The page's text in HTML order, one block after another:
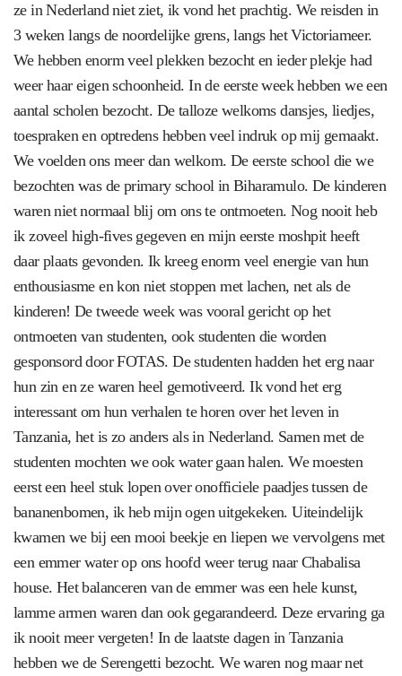
ze in Nederland niet ziet, ik vond het prachtig. We reisden in
3 weken langs de noordelijke grens, langs het Victoriameer.
We hebben enorm veel plekken bezocht en ieder plekje had
weer haar eigen schoonheid. In de eerste week hebben we een
aantal scholen bezocht. De talloze welkoms dansjes, liedjes,
toespraken en optredens hebben veel indruk op mij gemaakt.
We voelden ons meer dan welkom. De eerste school die we
bezochten was de primary school in Biharamulo. De kinderen
waren niet normaal blij om ons te ontmoeten. Nog nooit heb
ik zoveel high-fives gegeven en mijn eerste moshpit heeft
daar plaats gevonden. Ik kreeg enorm veel energie van hun
enthousiasme en kon niet stoppen met lachen, net als de
kinderen! De tweede week was vooral gericht op het
ontmoeten van studenten, ook studenten die worden
gesponsord door FOTAS. De studenten hadden het erg naar
hun zin en ze waren heel gemotiveerd. Ik vond het erg
interessant om hun verhalen te horen over het leven in
Tanzania, het is zo anders als in Nederland. Samen met de
studenten mochten we ook water gaan halen. We moesten
eerst een heel stuk lopen over onofficiele paadjes tussen de
bananenbomen, ik heb mijn ogen uitgekeken. Uiteindelijk
kwamen we bij een mooi beekje en liepen we vervolgens met
een emmer water op ons hoofd weer terug naar Chabalisa
house. Het balanceren van de emmer was een hele kunst,
lamme armen waren dan ook gegarandeerd. Deze ervaring ga
ik nooit meer vergeten! In de laatste dagen in Tanzania
hebben we de Serengetti bezocht. We waren nog maar net